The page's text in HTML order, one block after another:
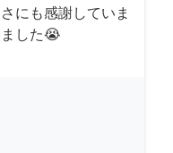
にも感謝していま
した😭